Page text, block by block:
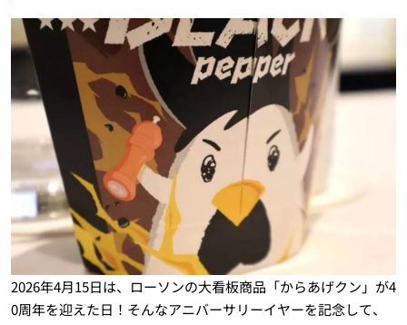
2026年4月15日は、ローソンの大看板商品「からあげクン」が4
0周年を迎えた日！そんなアニバーサリーイヤーを記念して、